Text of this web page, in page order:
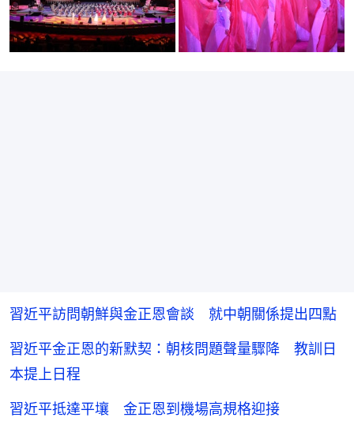
習近平訪問朝鮮與金正恩會談 就中朝關係提出四點
習近平金正恩的新默契：朝核問題聲量驟降 教訓日
本提上日程
習近平抵達平壤 金正恩到機場高規格迎接